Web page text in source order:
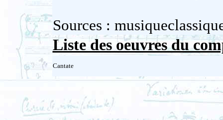
Sources :
Liste des oeuvres du
Cantate